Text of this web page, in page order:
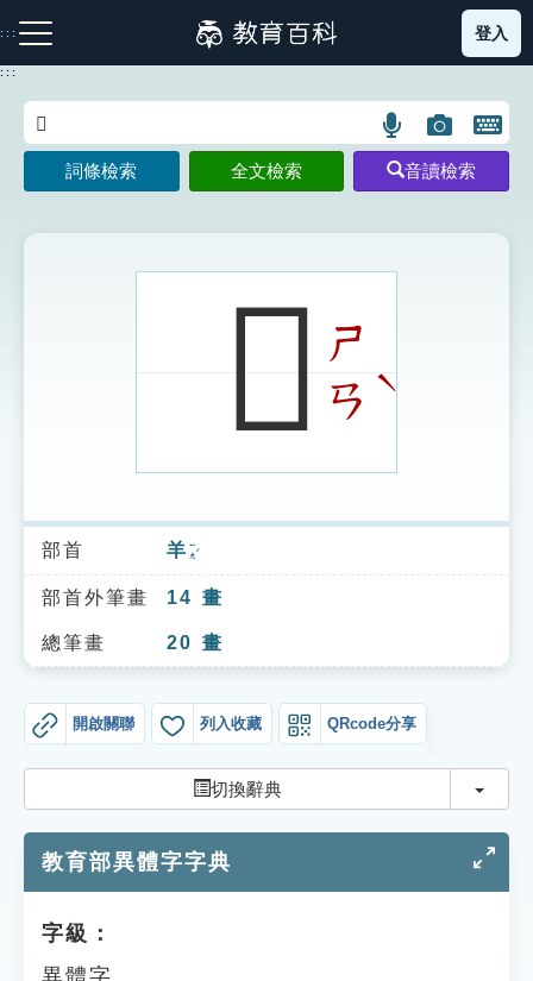
到
主
:::
注音索引圖示 筆畫索引圖示 部首索引表圖示
索引選單
知識索引
單字索引
貓頭鷹博士
登入
:::
語
言
搜
示
圖
片
搜
開
鍵
圖
詞條檢索 全文檢索 音讀檢索
𦏟ㄕ
ㄢˋ
部首 羊 ㄧㄤˊ
部首外筆畫 14 畫
總筆畫 20 畫
開啟關聯 列入收藏 QRcode分享
切換辭典 切換
教育部異體字字典
字級：
異體字